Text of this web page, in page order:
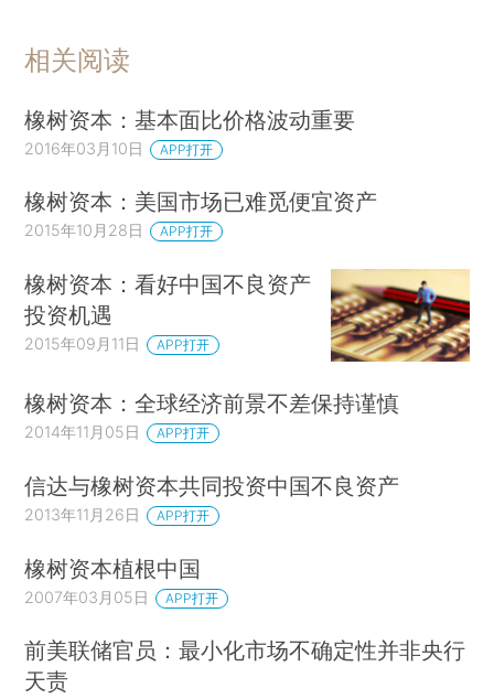
相关阅读
橡树资本：基本面比价格波动重要
2016年03月10日 APP打开
橡树资本：美国市场已难觅便宜资产
2015年10月28日 APP打开
橡树资本：看好中国不良资产
投资机遇
2015年09月11日 APP打开
橡树资本：全球经济前景不差保持谨慎
2014年11月05日 APP打开
信达与橡树资本共同投资中国不良资产
2013年11月26日 APP打开
橡树资本植根中国
2007年03月05日 APP打开
前美联储官员：最小化市场不确定性并非央行
天责